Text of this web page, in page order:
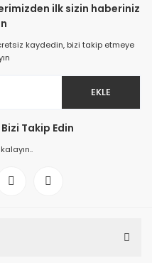
ilk sizin haberiniz
kaydedin, bizi takip etmeye
EKLE
Takip Edin